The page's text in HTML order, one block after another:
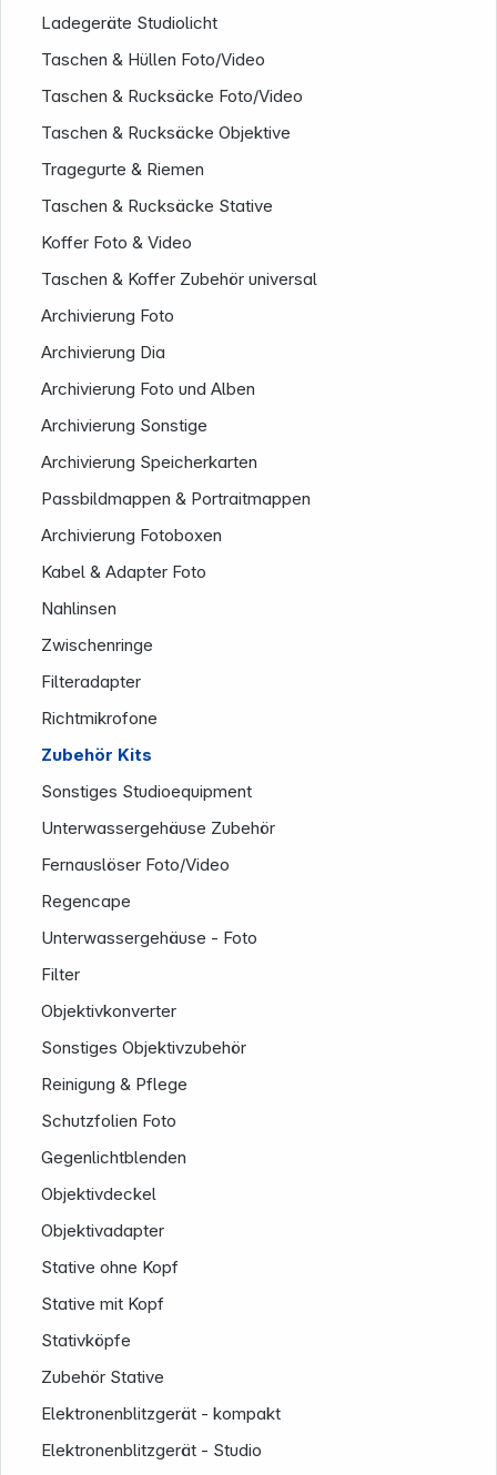
Ladegeräte Studiolicht
Taschen & Hüllen Foto/Video
Taschen & Rucksäcke Foto/Video
Taschen & Rucksäcke Objektive
Tragegurte & Riemen
Taschen & Rucksäcke Stative
Koffer Foto & Video
Taschen & Koffer Zubehör universal
Archivierung Foto
Archivierung Dia
Archivierung Foto und Alben
Archivierung Sonstige
Archivierung Speicherkarten
Passbildmappen & Portraitmappen
Archivierung Fotoboxen
Kabel & Adapter Foto
Nahlinsen
Zwischenringe
Filteradapter
Richtmikrofone
Zubehör Kits
Sonstiges Studioequipment
Unterwassergehäuse Zubehör
Fernauslöser Foto/Video
Regencape
Unterwassergehäuse - Foto
Filter
Objektivkonverter
Sonstiges Objektivzubehör
Reinigung & Pflege
Schutzfolien Foto
Gegenlichtblenden
Objektivdeckel
Objektivadapter
Stative ohne Kopf
Stative mit Kopf
Stativköpfe
Zubehör Stative
Elektronenblitzgerät - kompakt
Elektronenblitzgerät - Studio